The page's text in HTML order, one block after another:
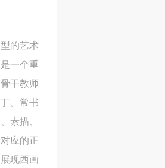
的艺术
一个重
干教师
、常书
素描、
应的正
现西画